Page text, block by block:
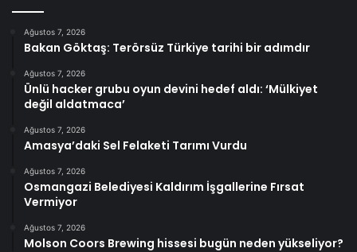
Ağustos 7, 2026
Bakan Göktaş: Terörsüz Türkiye tarihi bir adımdır
Ağustos 7, 2026
Ünlü hacker grubu oyun devini hedef aldı: ‘Mülkiyet
değil aldatmaca’
Ağustos 7, 2026
Amasya’daki Sel Felaketi Tarımı Vurdu
Ağustos 7, 2026
Osmangazi Belediyesi Kaldırım İşgallerine Fırsat
Vermiyor
Ağustos 7, 2026
Molson Coors Brewing hissesi bugün neden yükseliyor?